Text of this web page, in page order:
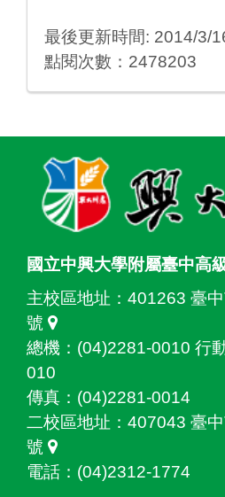
最後更新時間: 2014/3/
點閱次數：2478203
國立中興大學附屬臺中高
主校區地址： 401263 臺
號
總機：(04)2281-0010 行
010
傳真：(04)2281-0014
二校區地址： 407043 臺
號
電話：(04)2312-1774